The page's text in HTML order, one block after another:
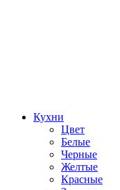
Кухни
Цвет
Белые
Черные
Желтые
Красные